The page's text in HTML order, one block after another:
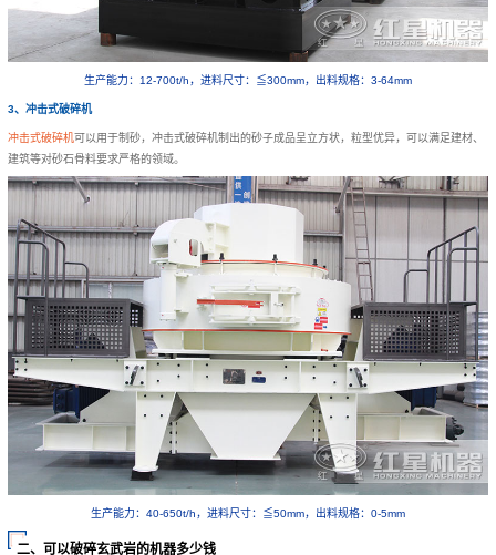
生产能力：12-700t/h，进料尺寸：≦300mm，出料规格：3-64mm
3、冲击式破碎机
冲击式破碎机可以用于制砂，冲击式破碎机制出的砂子成品呈立方状，粒型优异，可以满足建材、
建筑等对砂石骨料要求严格的领域。
生产能力：40-650t/h，进料尺寸：≦50mm，出料规格：0-5mm
二、可以破碎玄武岩的机器多少钱